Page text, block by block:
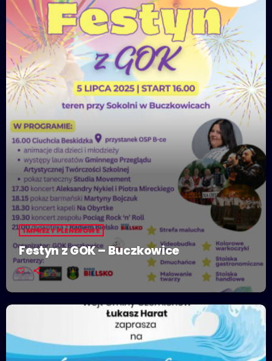
IMPREZY PLENEROWE
Festyn z GOK – Buczkowice